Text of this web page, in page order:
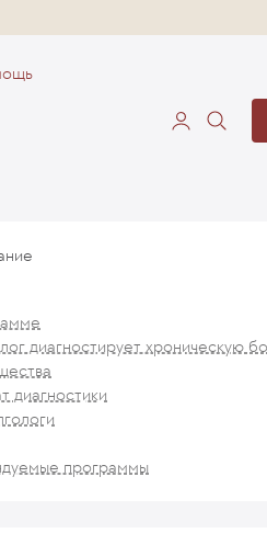
диагностирует хроническую
диагностики
программы